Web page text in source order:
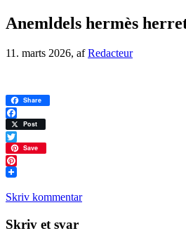
Anemldels hermès
11. marts 2026, afRedacteur
Share
Facebook
Post
Twitter
Save
Pinterest
Skriv kommentar
Læserinteraktioner
Skriv et svar